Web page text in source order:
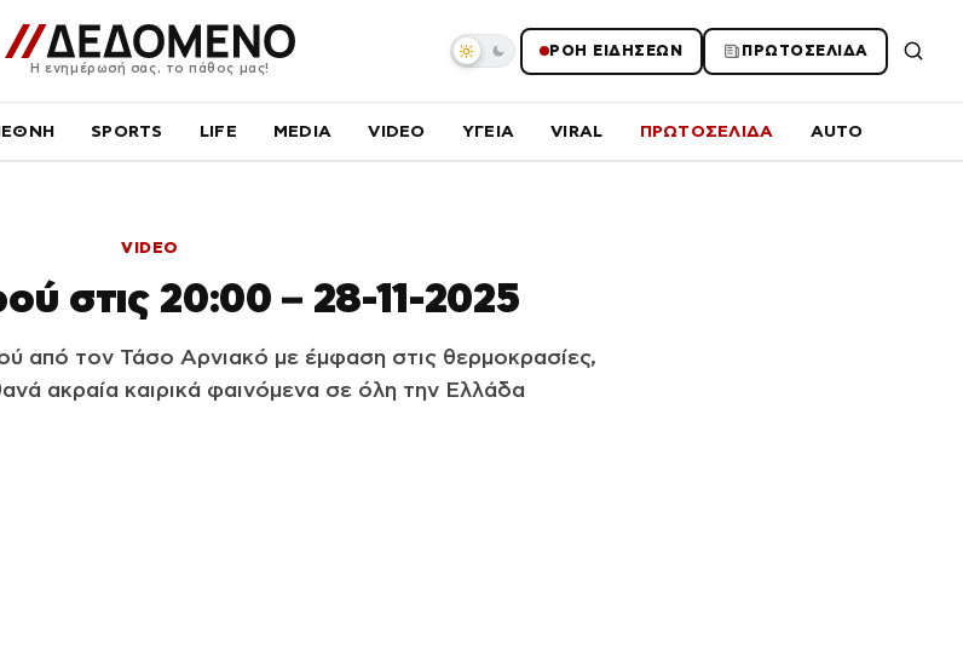
Η ενημέρωσή σας, το πάθος μας!
ΡΟΗ ΕΙΔΗΣΕΩΝ ΠΡΩΤΟΣΕΛΙΔΑ
SPORTS LIFE MEDIA VIDEO ΥΓΕΙΑ VIRAL ΠΡΩΤΟΣΕΛΙΔΑ AUTO
VIDEO
στις 20:00 – 28-11-2025
από τον Τάσο Αρνιακό με έμφαση στις θερμοκρασίες,
ακραία καιρικά φαινόμενα σε όλη την Ελλάδα